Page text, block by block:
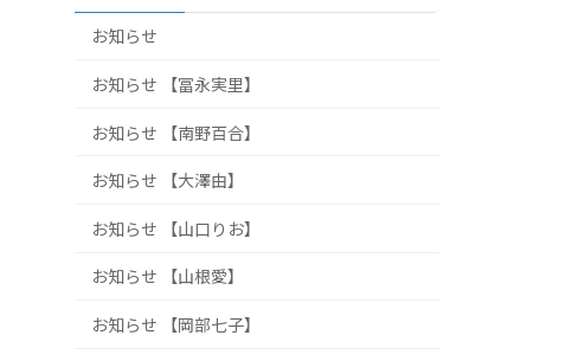
お知らせ
お知らせ 【冨永実里】
お知らせ 【南野百合】
お知らせ 【大澤由】
お知らせ 【山口りお】
お知らせ 【山根愛】
お知らせ 【岡部七子】